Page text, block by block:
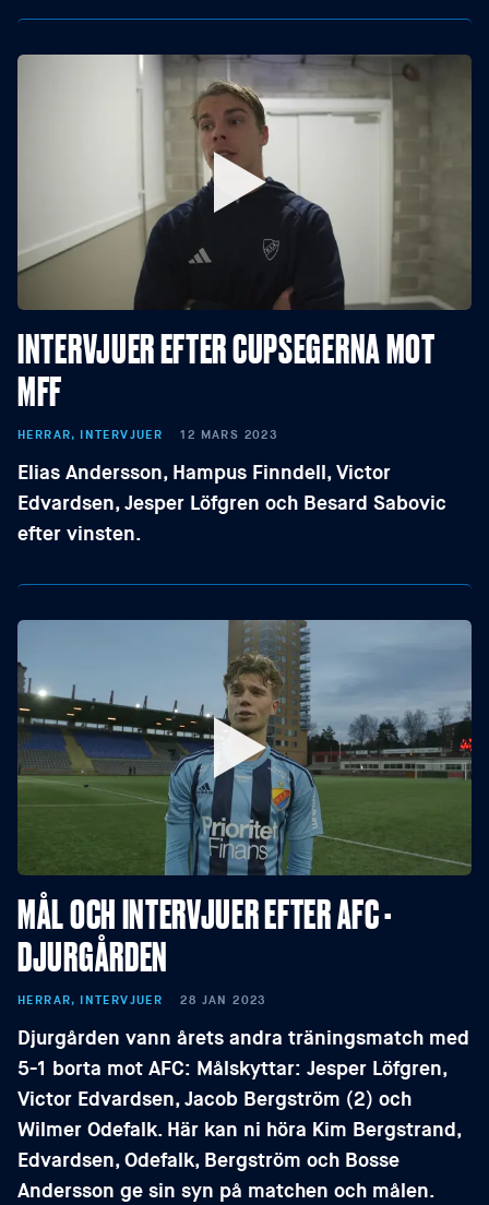
INTERVJUER EFTER CUPSEGERNA MOT
MFF
HERRAR, INTERVJUER 12 MARS 2023
Elias Andersson, Hampus Finndell, Victor
Edvardsen, Jesper Löfgren och Besard Sabovic
efter vinsten.
MÅL OCH INTERVJUER EFTER AFC -
DJURGÅRDEN
HERRAR, INTERVJUER 28 JAN 2023
Djurgården vann årets andra träningsmatch med
5-1 borta mot AFC: Målskyttar: Jesper Löfgren,
Victor Edvardsen, Jacob Bergström (2) och
Wilmer Odefalk. Här kan ni höra Kim Bergstrand,
Edvardsen, Odefalk, Bergström och Bosse
Andersson ge sin syn på matchen och målen.